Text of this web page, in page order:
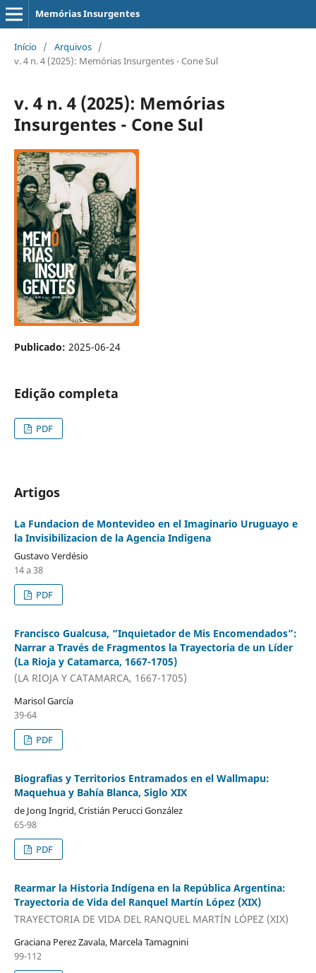
Memórias Insurgentes
Início / Arquivos /
v. 4 n. 4 (2025): Memórias Insurgentes - Cone Sul
v. 4 n. 4 (2025): Memórias
Insurgentes - Cone Sul
Publicado: 2025-06-24
Edição completa
PDF
Artigos
La Fundacion de Montevideo en el Imaginario Uruguayo e
la Invisibilizacion de la Agencia Indigena
Gustavo Verdésio
14 a 38
PDF
Francisco Gualcusa, “Inquietador de Mis Encomendados”:
Narrar a Través de Fragmentos la Trayectoria de un Líder
(La Rioja y Catamarca, 1667-1705)
(LA RIOJA Y CATAMARCA, 1667-1705)
Marisol García
39-64
PDF
Biografias y Territorios Entramados en el Wallmapu:
Maquehua y Bahía Blanca, Siglo XIX
de Jong Ingrid, Cristián Perucci González
65-98
PDF
Rearmar la Historia Indígena en la República Argentina:
Trayectoria de Vida del Ranquel Martín López (XIX)
TRAYECTORIA DE VIDA DEL RANQUEL MARTÍN LÓPEZ (XIX)
Graciana Perez Zavala, Marcela Tamagnini
99-112